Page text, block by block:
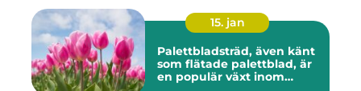
15. jan
Palettbladsträd, även känt
som flätade palettblad, är
en populär växt inom